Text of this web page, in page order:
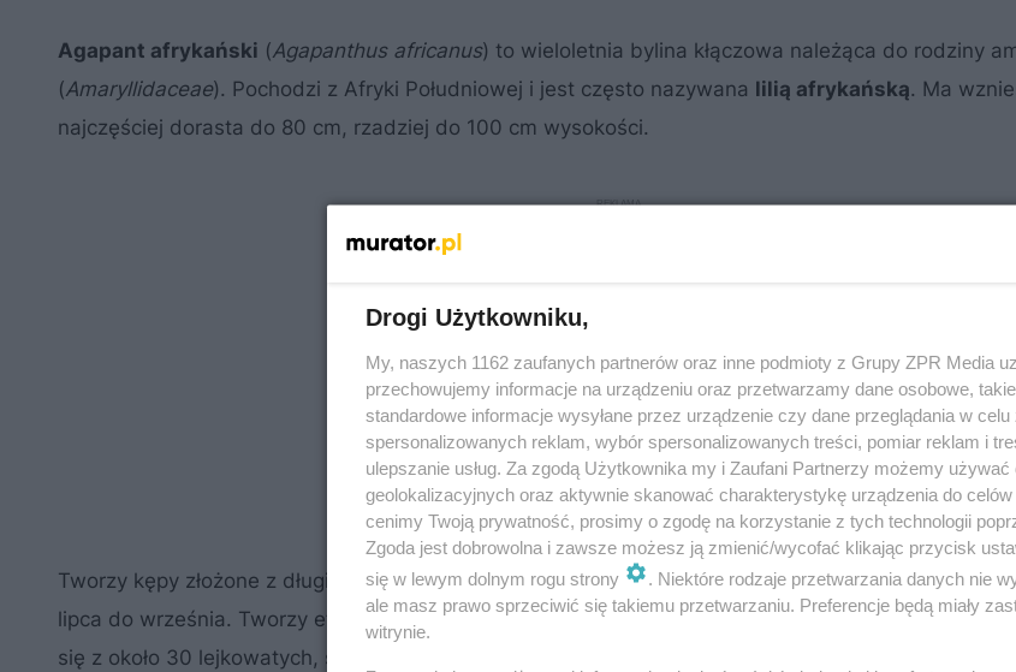
Agapant afrykański (Agapanthus africanus) to wieloletnia bylina kłączowa należąca do rodziny
(Amaryllidaceae). Pochodzi z Afryki Południowej i jest często nazywana lilią afrykańską. Ma
najczęściej dorasta do 80 cm, rzadziej do 100 cm wysokości.
Tworzy kępy złożone z długich, mieczowatych, równowąskich, matowozielonych liści. Agapant
lipca do września. Tworzy efektowne kwiatostany (baldachogrona) wyrastające na długich
się z około 30 lejkowatych, sześciopłatkowych kwiatów. Kwitnie na niebiesko lub fioletowo, w
Drogi Użytkowniku,
My, naszych 1162 zaufanych partnerów oraz inne podmioty z Grupy ZPR Media
przechowujemy informacje na urządzeniu oraz przetwarzamy dane osobowe,
standardowe informacje wysyłane przez urządzenie czy dane przeglądania w celu
spersonalizowanych reklam, wybór spersonalizowanych treści, pomiar reklam i
ulepszanie usług. Za zgodą Użytkownika my i Zaufani Partnerzy możemy używać
geolokalizacyjnych oraz aktywnie skanować charakterystykę urządzenia do
cenimy Twoją prywatność, prosimy o zgodę na korzystanie z tych technologii
Zgoda jest dobrowolna i zawsze możesz ją zmienić/wycofać klikając przycisk
się w lewym dolnym rogu strony
. Niektóre rodzaje przetwarzania danych nie
ale masz prawo sprzeciwić się takiemu przetwarzaniu. Preferencje będą miały
witrynie.